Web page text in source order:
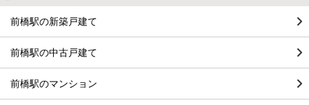
前橋駅の新築戸建て
前橋駅の中古戸建て
前橋駅のマンション